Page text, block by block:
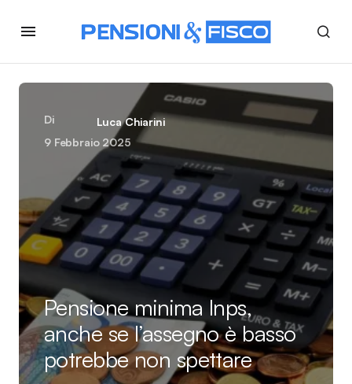
Di
Luca Chiarini
9 Febbraio 2025
Pensione minima Inps,
anche se l’assegno è basso
potrebbe non spettare